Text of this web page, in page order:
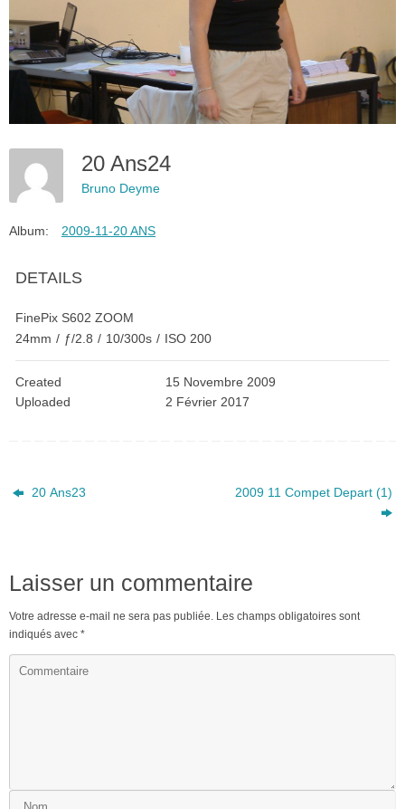
20 Ans24
Bruno Deyme
Album: 2009-11-20 ANS
DETAILS
FinePix S602 ZOOM
24mm / ƒ/2.8 / 10/300s / ISO 200
Created
15 Novembre 2009
Uploaded
2 Février 2017
20 Ans23 2009 11 Compet Depart (1)
Laisser un commentaire
Votre adresse e-mail ne sera pas publiée. Les champs obligatoires sont
indiqués avec *